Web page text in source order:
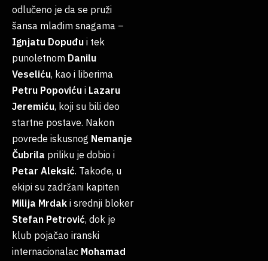
odlučeno je da se pruži
šansa mlađim snagama –
Ignjatu Dopuđu i tek
punoletnom Danilu
Veseliću, kao i liberima
Petru Popoviću i Lazaru
Jeremiću, koji su bili deo
startne postave. Nakon
povrede iskusnog Nemanje
Čubrila priliku je dobio i
Petar Aleksić. Takođe, u
ekipi su zadržani kapiten
Milija Mrdak i srednji bloker
Stefan Petrović, dok je
klub pojačao iranski
internacionalac Mohamad